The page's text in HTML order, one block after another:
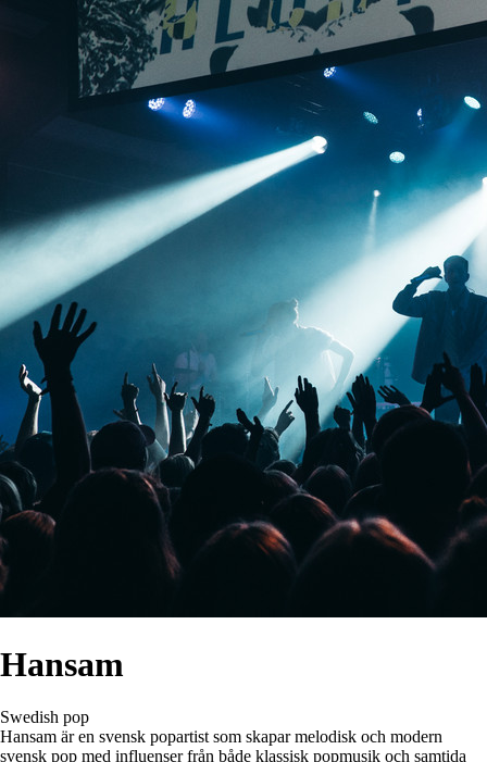
Hansam
Swedish pop
Hansam är en svensk popartist som skapar melodisk och modern
svensk pop med influenser från både klassisk popmusik och samtida